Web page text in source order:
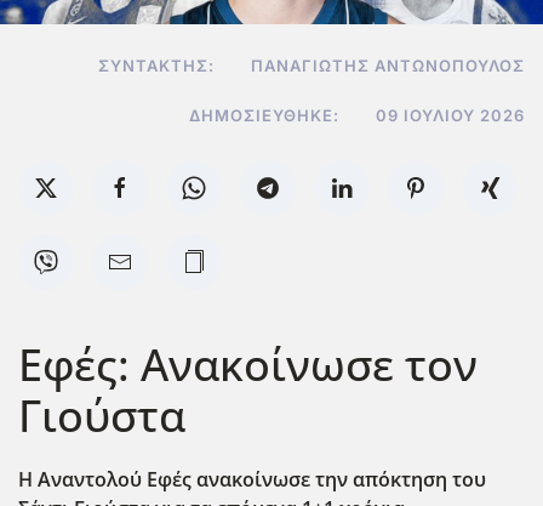
ΣΥΝΤΆΚΤΗΣ: ΠΑΝΑΓΙΏΤΗΣ ΑΝΤΩΝΌΠΟΥΛΟΣ
ΔΗΜΟΣΙΕΎΘΗΚΕ: 09 ΙΟΥΛΊΟΥ 2026
Εφές: Ανακοίνωσε τον
Γιούστα
Η Αναντολού Εφές ανακοίνωσε την απόκτηση του